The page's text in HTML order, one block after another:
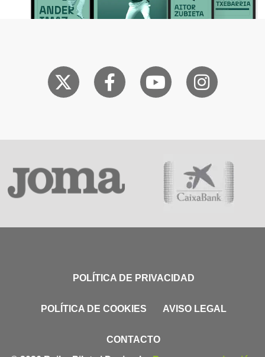
POLÍTICA DE PRIVACIDAD
POLÍTICA DE COOKIES AVISO LEGAL
CONTACTO